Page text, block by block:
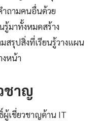
ำถามคนอื่นด้วย
มาทั้งหมดสร้าง
สรุปสิ่งที่เรียนรู้วางแผน
หน้า
ชาญ
เชี่ยวชาญด้าน IT